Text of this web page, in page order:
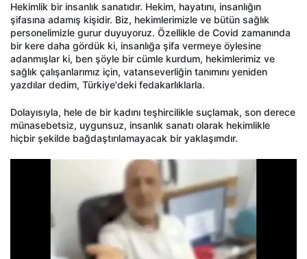
Hekimlik bir insanlık sanatıdır. Hekim, hayatını, insanlığın
şifasına adamış kişidir. Biz, hekimlerimizle ve bütün sağlık
personelimizle gurur duyuyoruz. Özellikle de Covid zamanında
bir kere daha gördük ki, insanlığa şifa vermeye öylesine
adanmışlar ki, ben şöyle bir cümle kurdum, hekimlerimiz ve
sağlık çalışanlarımız için, vatanseverliğin tanımını yeniden
yazdılar dedim, Türkiye'deki fedakarlıklarla.
Dolayısıyla, hele de bir kadını teşhircilikle suçlamak, son derece
münasebetsiz, uygunsuz, insanlık sanatı olarak hekimlikle
hiçbir şekilde bağdaştırılamayacak bir yaklaşımdır.